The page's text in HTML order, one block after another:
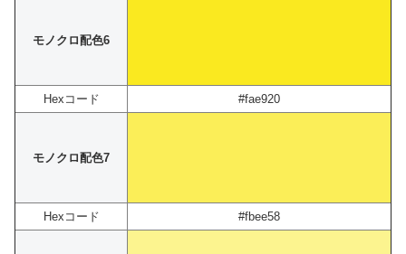
モノクロ配色6
Hexコード #fae920
モノクロ配色7
Hexコード #fbee58